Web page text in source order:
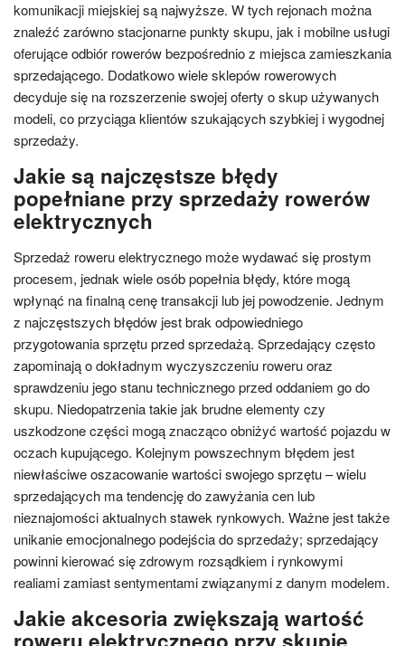
komunikacji miejskiej są najwyższe. W tych rejonach można
znaleźć zarówno stacjonarne punkty skupu, jak i mobilne usługi
oferujące odbiór rowerów bezpośrednio z miejsca zamieszkania
sprzedającego. Dodatkowo wiele sklepów rowerowych
decyduje się na rozszerzenie swojej oferty o skup używanych
modeli, co przyciąga klientów szukających szybkiej i wygodnej
sprzedaży.
Jakie są najczęstsze błędy
popełniane przy sprzedaży rowerów
elektrycznych
Sprzedaż roweru elektrycznego może wydawać się prostym
procesem, jednak wiele osób popełnia błędy, które mogą
wpłynąć na finalną cenę transakcji lub jej powodzenie. Jednym
z najczęstszych błędów jest brak odpowiedniego
przygotowania sprzętu przed sprzedażą. Sprzedający często
zapominają o dokładnym wyczyszczeniu roweru oraz
sprawdzeniu jego stanu technicznego przed oddaniem go do
skupu. Niedopatrzenia takie jak brudne elementy czy
uszkodzone części mogą znacząco obniżyć wartość pojazdu w
oczach kupującego. Kolejnym powszechnym błędem jest
niewłaściwe oszacowanie wartości swojego sprzętu – wielu
sprzedających ma tendencję do zawyżania cen lub
nieznajomości aktualnych stawek rynkowych. Ważne jest także
unikanie emocjonalnego podejścia do sprzedaży; sprzedający
powinni kierować się zdrowym rozsądkiem i rynkowymi
realiami zamiast sentymentami związanymi z danym modelem.
Jakie akcesoria zwiększają wartość
roweru elektrycznego przy skupie